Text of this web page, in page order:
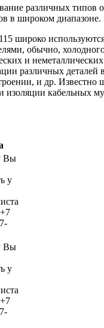
различных типов
в широком диапазоне.
широко
обычно,
и
различных деталей
и др. Известно
изоляции кабельных
Вы
у
+7
Вы
у
+7